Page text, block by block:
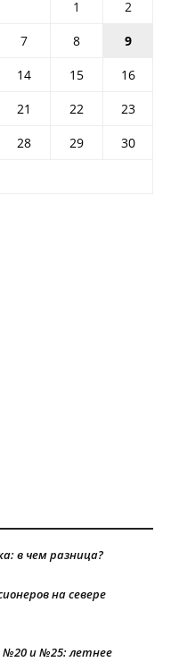
1
2
7 8
9
14 15
16
21 22
23
28 29
30
в чем разница?
на севере
и №25: летнее